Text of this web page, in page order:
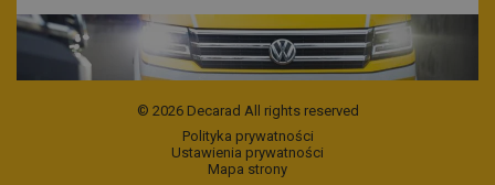
© 2026 Decarad All rights reserved
Polityka prywatności
Ustawienia prywatności
Mapa strony